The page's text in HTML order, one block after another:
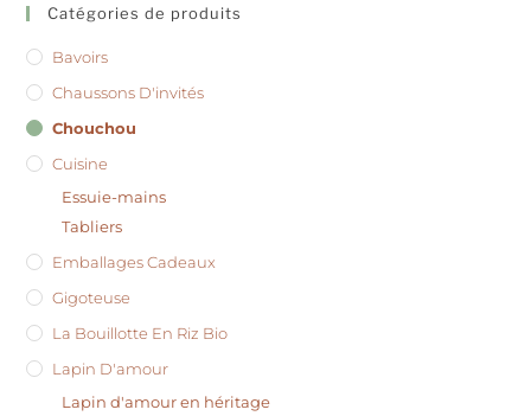
Catégories de produits
Bavoirs
Chaussons D'invités
Chouchou
Cuisine
Essuie-mains
Tabliers
Emballages Cadeaux
Gigoteuse
La Bouillotte En Riz Bio
Lapin D'amour
Lapin d'amour en héritage